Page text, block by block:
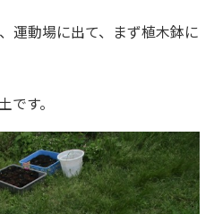
運動場に出て、まず植木鉢に
す。